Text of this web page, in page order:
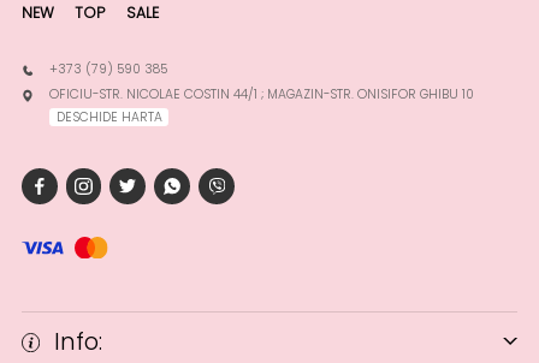
NEW TOP SALE
+373 (79) 590 385
OFICIU-STR. NICOLAE COSTIN 44/1 ; MAGAZIN-STR. ONISIFOR GHIBU 10
DESCHIDE HARTA
Info: